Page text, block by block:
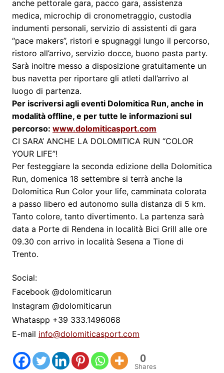
anche pettorale gara, pacco gara, assistenza
medica, microchip di cronometraggio, custodia
indumenti personali, servizio di assistenti di gara
“pace makers”, ristori e spugnaggi lungo il percorso,
ristoro all’arrivo, servizio docce, buono pasta party.
Sarà inoltre messo a disposizione gratuitamente un
bus navetta per riportare gli atleti dall’arrivo al
luogo di partenza.
Per iscriversi agli eventi Dolomitica Run, anche in
modalità offline, e per tutte le informazioni sul
percorso: www.dolomiticasport.com
CI SARA’ ANCHE LA DOLOMITICA RUN “COLOR
YOUR LIFE”!
Per festeggiare la seconda edizione della Dolomitica
Run, domenica 18 settembre si terrà anche la
Dolomitica Run Color your life, camminata colorata
a passo libero ed autonomo sulla distanza di 5 km.
Tanto colore, tanto divertimento. La partenza sarà
data a Porte di Rendena in località Bici Grill alle ore
09.30 con arrivo in località Sesena a Tione di
Trento.
Social:
Facebook @dolomiticarun
Instagram @dolomiticarun
Whataspp +39 333.1496068
E-mail info@dolomiticasport.com
0
Shares